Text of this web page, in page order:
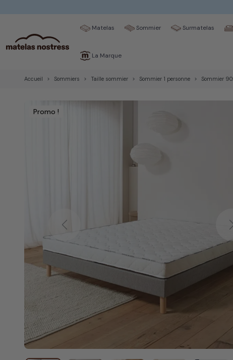
Matelas Sommier Surmatelas
La Marque
Accueil Sommiers Taille sommier Sommier 1 personne Sommier
Promo !
Previous